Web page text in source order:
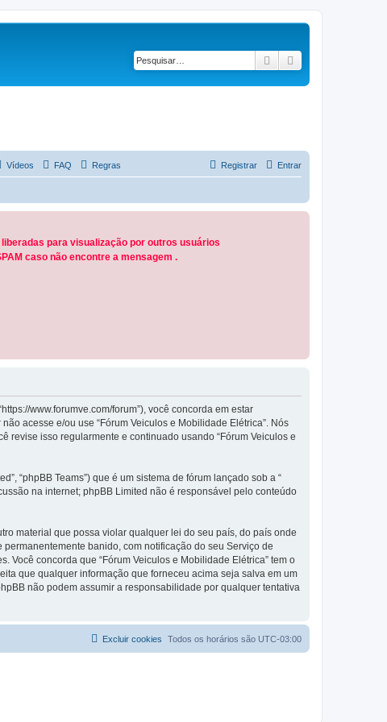
Pesquisar
Vídeos FAQ Regras Entrar
Registrar
para visualização por outros usuários
caso não encontre a mensagem .
www.forumve.com/forum”), você concorda em estar
acesse e/ou use “Fórum Veiculos e Mobilidade Elétrica”. Nós
revise isso regularmente e continuado usando “Fórum Veiculos e
“phpBB Teams”) que é um sistema de fórum lançado sob a “
na internet; phpBB Limited não é responsável pelo conteúdo
material que possa violar qualquer lei do seu país, do país onde
banido, com notificação do seu Serviço de
Você concorda que “Fórum Veiculos e Mobilidade Elétrica” tem o
que qualquer informação que forneceu acima seja salva em um
não podem assumir a responsabilidade por qualquer tentativa
Todos os horários são UTC-03:00
Excluir cookies